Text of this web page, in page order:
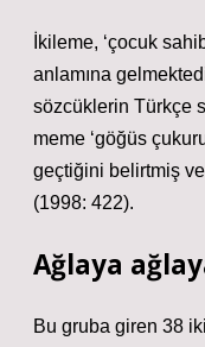
İkileme, ‘çocuk
anlamına
sözcüklerin Türkçe
meme ‘göğüs
geçtiğini belirtmiş
(1998: 422).
Ağlaya
Bu gruba giren 38